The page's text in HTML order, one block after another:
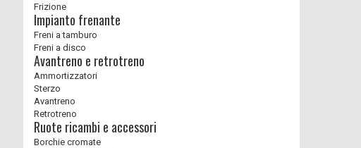
Frizione
Impianto frenante
Freni a tamburo
Freni a disco
Avantreno e retrotreno
Ammortizzatori
Sterzo
Avantreno
Retrotreno
Ruote ricambi e accessori
Borchie cromate